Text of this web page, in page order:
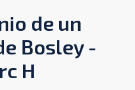
de un
Bosley -
H